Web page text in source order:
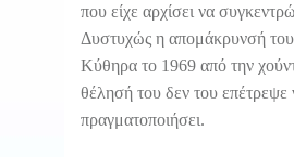
που είχε αρχίσει να
Δυστυχώς η απομάκρυνσή
Κύθηρα το 1969 από την
θέλησή του δεν του επέτρεψε
πραγματοποιήσει.